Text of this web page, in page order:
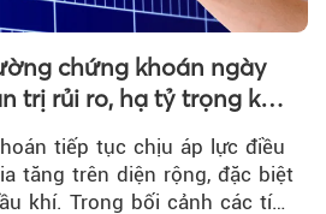
chứng khoán ngày
trị rủi ro, hạ tỷ trọng khi
tiếp tục chịu áp lực điều
tăng trên diện rộng, đặc biệt
khí. Trong bối cảnh các tín